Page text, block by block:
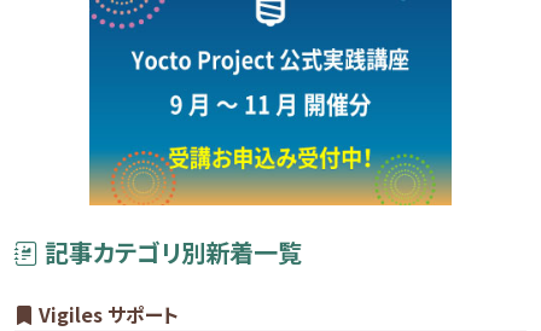
記事カテゴリ別新着一覧
Vigiles サポート